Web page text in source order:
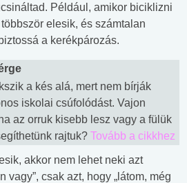
Például, amikor biciklizni
elesik, és számtalan
a kerékpározás.
a kés alá, mert nem bírják
iskolai csúfolódást. Vajon
az orruk kisebb lesz vagy a fülük
rajtuk? Tovább a cikkhez
akkor nem lehet neki azt
vagy”, csak azt, hogy „látom, még